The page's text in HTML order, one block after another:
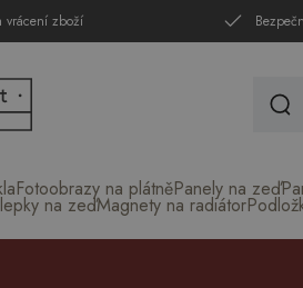
vrácení zboží
Fotoobrazy na plátněPanely na zeď
na zeďMagnety na radiátor